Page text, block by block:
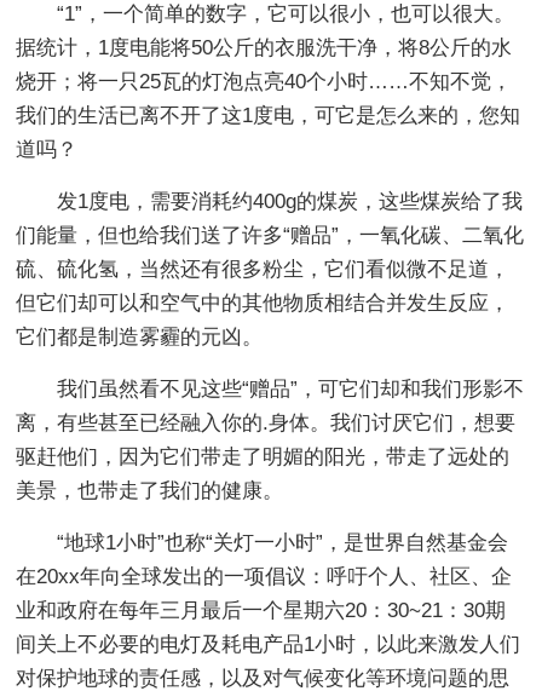
“1”，一个简单的数字，它可以很小，也可以很大。
据统计，1度电能将50公斤的衣服洗干净，将8公斤的水
烧开；将一只25瓦的灯泡点亮40个小时……不知不觉，
我们的生活已离不开了这1度电，可它是怎么来的，您知
道吗？
发1度电，需要消耗约400g的煤炭，这些煤炭给了我
们能量，但也给我们送了许多“赠品”，一氧化碳、二氧化
硫、硫化氢，当然还有很多粉尘，它们看似微不足道，
但它们却可以和空气中的其他物质相结合并发生反应，
它们都是制造雾霾的元凶。
我们虽然看不见这些“赠品”，可它们却和我们形影不
离，有些甚至已经融入你的.身体。我们讨厌它们，想要
驱赶他们，因为它们带走了明媚的阳光，带走了远处的
美景，也带走了我们的健康。
“地球1小时”也称“关灯一小时”，是世界自然基金会
在20xx年向全球发出的一项倡议：呼吁个人、社区、企
业和政府在每年三月最后一个星期六20：30~21：30期
间关上不必要的电灯及耗电产品1小时，以此来激发人们
对保护地球的责任感，以及对气候变化等环境问题的思